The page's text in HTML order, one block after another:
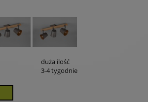
duża ilość
3-4 tygodnie